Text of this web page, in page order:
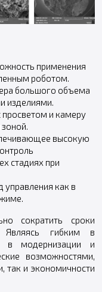
применения
роботом.
большого объема
изделиями.
и камеру
высокую
стадиях при
как в
сократить сроки
Являясь гибким в
в модернизации и
возможностями,
так и экономичности